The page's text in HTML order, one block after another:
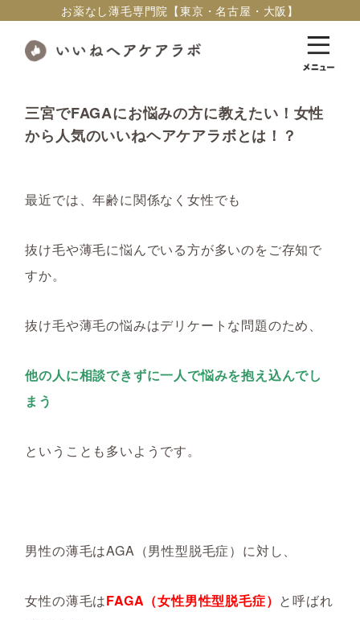
お薬なし薄毛専門院【東京・名古屋・大阪】
三宮でFAGAにお悩みの方に教えたい！女性
から人気のいいねヘアケアラボとは！？
最近では、年齢に関係なく女性でも
抜け毛や薄毛に悩んでいる方が多いのをご存知で
すか。
抜け毛や薄毛の悩みはデリケートな問題のため、
他の人に相談できずに一人で悩みを抱え込んでし
まう
ということも多いようです。
男性の薄毛はAGA（男性型脱毛症）に対し、
女性の薄毛はFAGA（女性男性型脱毛症） と呼ばれ